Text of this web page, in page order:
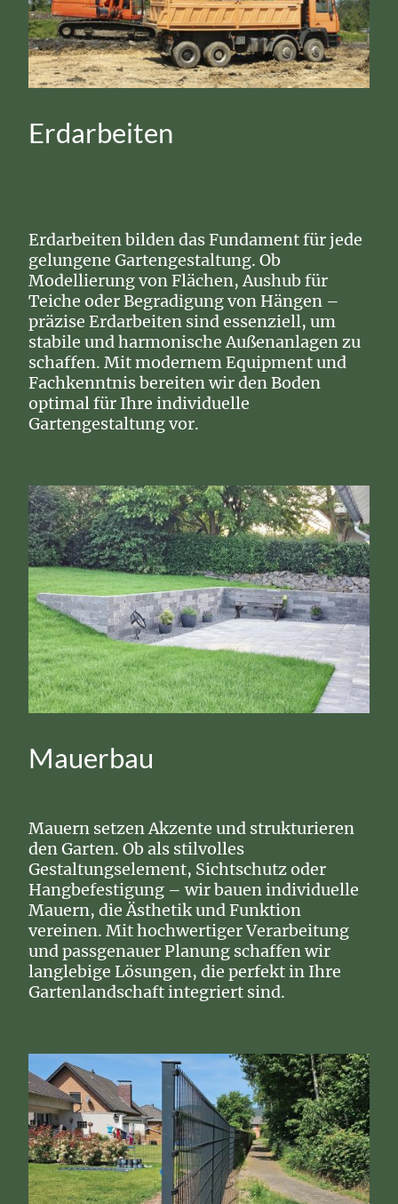
Erdarbeiten
Erdarbeiten bilden das Fundament für jede
gelungene Gartengestaltung. Ob
Modellierung von Flächen, Aushub für
Teiche oder Begradigung von Hängen –
präzise Erdarbeiten sind essenziell, um
stabile und harmonische Außenanlagen zu
schaffen. Mit modernem Equipment und
Fachkenntnis bereiten wir den Boden
optimal für Ihre individuelle
Gartengestaltung vor.
Mauerbau
Mauern setzen Akzente und strukturieren
den Garten. Ob als stilvolles
Gestaltungselement, Sichtschutz oder
Hangbefestigung – wir bauen individuelle
Mauern, die Ästhetik und Funktion
vereinen. Mit hochwertiger Verarbeitung
und passgenauer Planung schaffen wir
langlebige Lösungen, die perfekt in Ihre
Gartenlandschaft integriert sind.